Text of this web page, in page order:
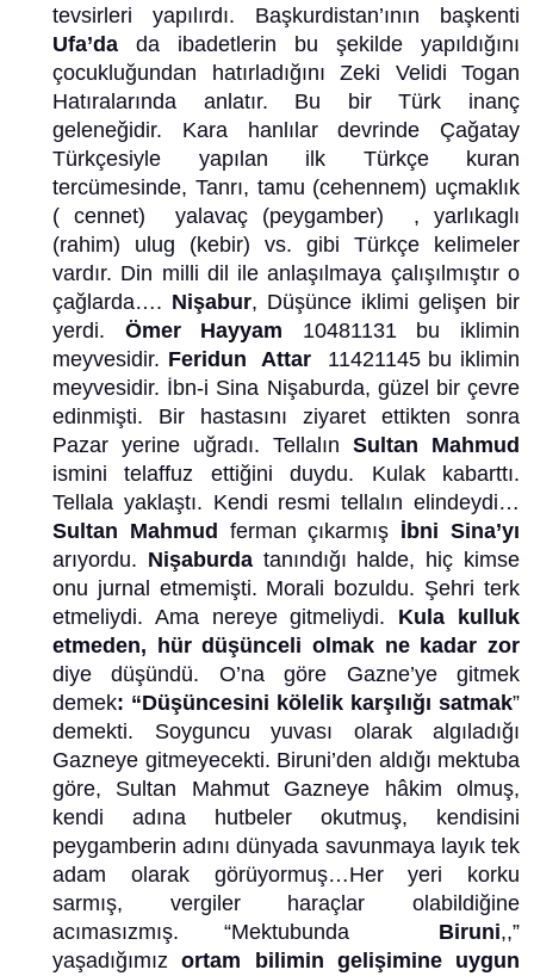
tevsirleri yapılırdı. Başkurdistan’ının başkenti
Ufa’da da ibadetlerin bu şekilde yapıldığını
çocukluğundan hatırladığını Zeki Velidi Togan
Hatıralarında anlatır. Bu bir Türk inanç
geleneğidir. Kara hanlılar devrinde Çağatay
Türkçesiyle yapılan ilk Türkçe kuran
tercümesinde, Tanrı, tamu (cehennem) uçmaklık
( cennet) yalavaç (peygamber) , yarlıkaglı
(rahim) ulug (kebir) vs. gibi Türkçe kelimeler
vardır. Din milli dil ile anlaşılmaya çalışılmıştır o
çağlarda…. Nişabur, Düşünce iklimi gelişen bir
yerdi. Ömer Hayyam 10481131 bu iklimin
meyvesidir. Feridun Attar 11421145 bu iklimin
meyvesidir. İbn-i Sina Nişaburda, güzel bir çevre
edinmişti. Bir hastasını ziyaret ettikten sonra
Pazar yerine uğradı. Tellalın Sultan Mahmud
ismini telaffuz ettiğini duydu. Kulak kabarttı.
Tellala yaklaştı. Kendi resmi tellalın elindeydi…
Sultan Mahmud
ferman çıkarmış İbni Sina’yı
arıyordu. Nişaburdatanındığı halde, hiç kimse
onu jurnal etmemişti. Morali bozuldu. Şehri terk
etmeliydi. Ama nereye gitmeliydi. Kula kulluk
etmeden, hür düşünceli olmak ne kadar zor
diye düşündü. O’na göre Gazne’ye gitmek
demek: “Düşüncesini kölelik karşılığı satmak”
demekti. Soyguncu yuvası olarak algıladığı
Gazneye gitmeyecekti. Biruni’den aldığı mektuba
göre, Sultan Mahmut Gazneye hâkim olmuş,
kendi adına hutbeler okutmuş, kendisini
peygamberin adını dünyada savunmaya layık tek
adam olarak görüyormuş…Her yeri korku
sarmış, vergiler haraçlar olabildiğine
acımasızmış. “Mektubunda Biruni,,”
yaşadığımızortam bilimin gelişimine uygun